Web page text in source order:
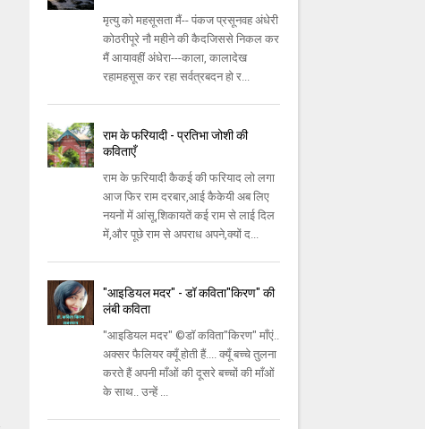
मृत्यु को महसूसता मैं-- पंकज प्रसूनवह अंधेरी
कोठरीपूरे नौ महीने की कैदजिससे निकल कर
मैं आयावहीं अंधेरा---काला, कालादेख
रहामहसूस कर रहा सर्वत्रबदन हो र...
राम के फरियादी - प्रतिभा जोशी की
कविताएँ
राम के फ़रियादी कैकई की फरियाद लो लगा
आज फिर राम दरबार,आई कैकेयी अब लिए
नयनों में आंसू,शिकायतें कई राम से लाई दिल
में,और पूछे राम से अपराध अपने,क्यों द...
"आइडियल मदर" - डॉ कविता"किरण" की
लंबी कविता
"आइडियल मदर" ©डॉ कविता"किरण" माँएं..
अक्सर फैलियर क्यूँ होती हैं.... क्यूँ बच्चे तुलना
करते हैं अपनी माँओं की दूसरे बच्चों की माँओं
के साथ.. उन्हें ...